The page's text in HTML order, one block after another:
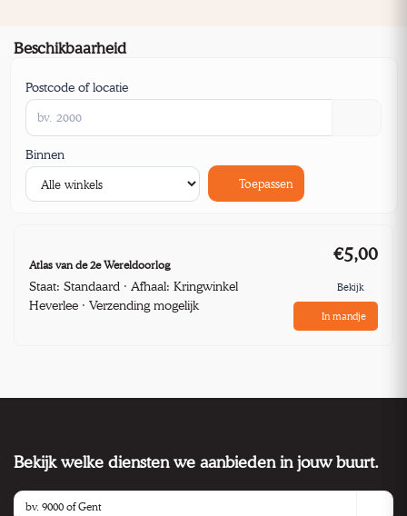
Beschikbaarheid
Postcode of locatie
Binnen
Toepassen
Atlas van de 2e Wereldoorlog
Staat: Standaard · Afhaal: Kringwinkel
Heverlee · Verzending mogelijk
€5,00
Bekijk
In mandje
Bekijk welke diensten we aanbieden in jouw buurt.